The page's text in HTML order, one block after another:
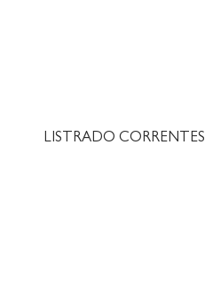
LISTRADO CORRENTES